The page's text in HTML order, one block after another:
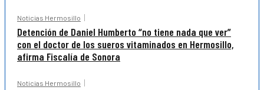
Noticias Hermosillo
Detención de Daniel Humberto “no tiene nada que ver”
con el doctor de los sueros vitaminados en Hermosillo,
afirma Fiscalía de Sonora
Noticias Hermosillo